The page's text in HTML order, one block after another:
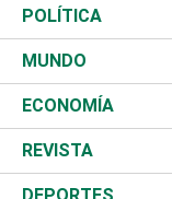
Nacional
Ciudad
Educación
Salud
Justicia
POLÍTICA
Partidos
JCE
TSE
Congreso Nacional
MUNDO
Estados Unidos
América Latina
Haití
ECONOMÍA
Finanzas
Turismo
REVISTA